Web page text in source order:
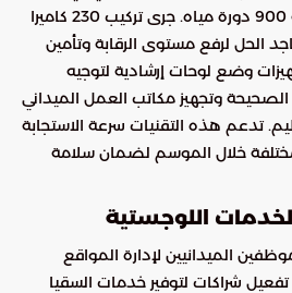
ميقات السيل الكبير لخدمة 900 دورة مياه. جرى تركيب 230 كاميرا
الحل لرفع مستوى الرقابة وتأمين
وضع لوحات إرشادية لتوجيه
وتجهيز مكاتب العمل الميداني
تدعم هذه التقنيات سرعة الاستجابة
خلال الموسم لضمان سلامة
اللوجستية
الميدانيين لإدارة المواقع
شراكات لتوفير خدمات السقيا